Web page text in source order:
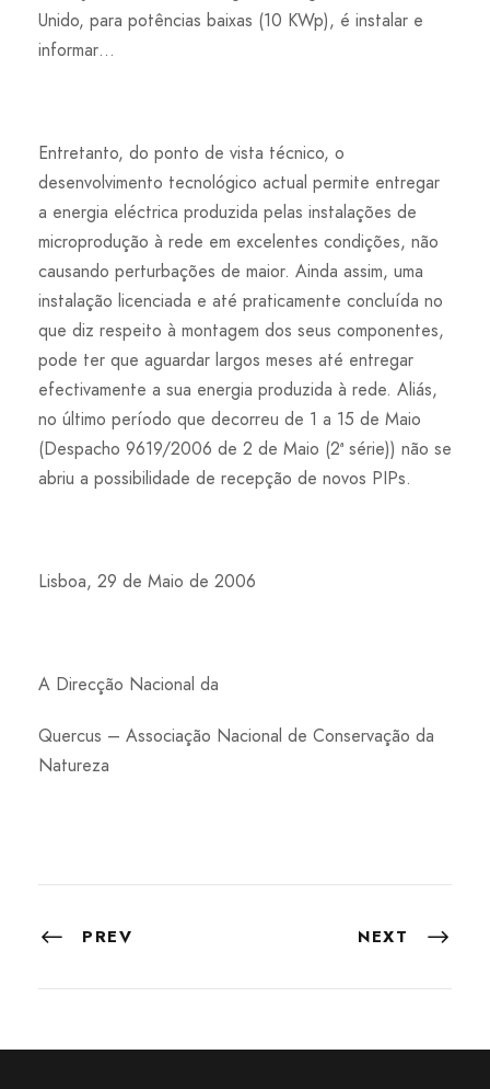
Unido, para potências baixas (10 KWp), é instalar e
informar…
Entretanto, do ponto de vista técnico, o
desenvolvimento tecnológico actual permite entregar
a energia eléctrica produzida pelas instalações de
microprodução à rede em excelentes condições, não
causando perturbações de maior. Ainda assim, uma
instalação licenciada e até praticamente concluída no
que diz respeito à montagem dos seus componentes,
pode ter que aguardar largos meses até entregar
efectivamente a sua energia produzida à rede. Aliás,
no último período que decorreu de 1 a 15 de Maio
(Despacho 9619/2006 de 2 de Maio (2ª série)) não se
abriu a possibilidade de recepção de novos PIPs.
Lisboa, 29 de Maio de 2006
A Direcção Nacional da
Quercus – Associação Nacional de Conservação da
Natureza
PREV NEXT